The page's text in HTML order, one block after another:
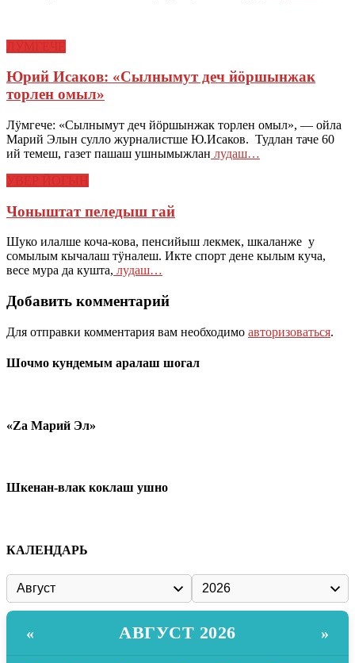
Юрий Исаков: «Сылнымут деч йӧршынжак
торлен омыл»
Лӱмгече: «Сылнымут деч йӧршынжак торлен омыл», — ойла
Марий Элын сулло журналистше Ю.Исаков. Тудлан таче 60
ий темеш, газет пашаш ушнымыжлан лудаш…
Чоныштат пеледыш гай
Шуко илалше коча-кова, пенсийыш лекмек, шкаланже у
сомылым кычалаш тÿналеш. Икте спорт дене кылым куча,
весе мура да кушта, лудаш…
Добавить комментарий
Для отправки комментария вам необходимо авторизоваться.
Шочмо кундемым аралаш шогал
«Zа Марий Эл»
Шкенан-влак коклаш ушно
КАЛЕНДАРЬ
« АВГУСТ 2026 »